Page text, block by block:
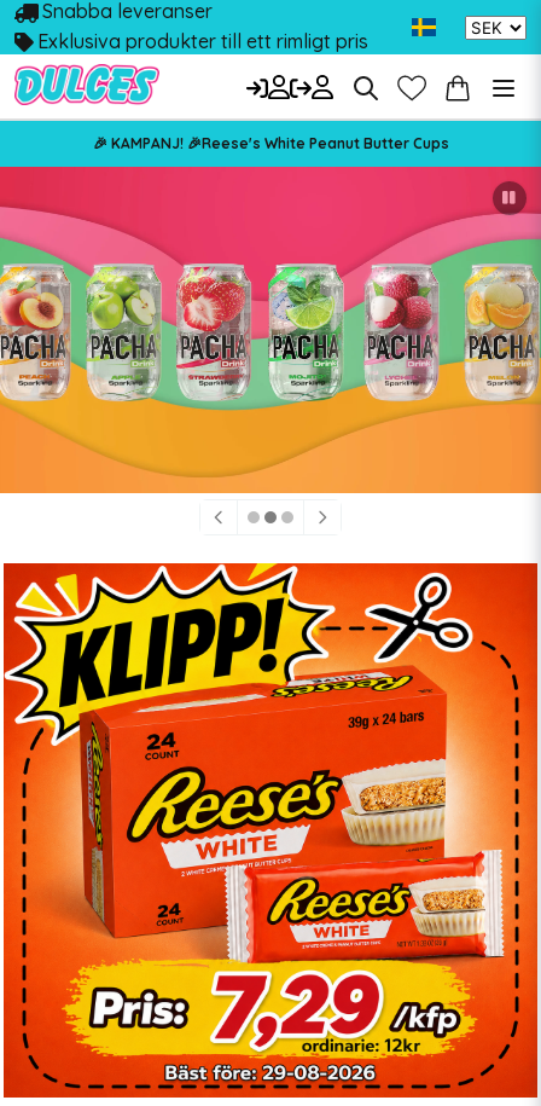
Snabba leveranser
Exklusiva produkter till ett rimligt pris
🎉 KAMPANJ! 🎉Reese's White Peanut Butter Cups